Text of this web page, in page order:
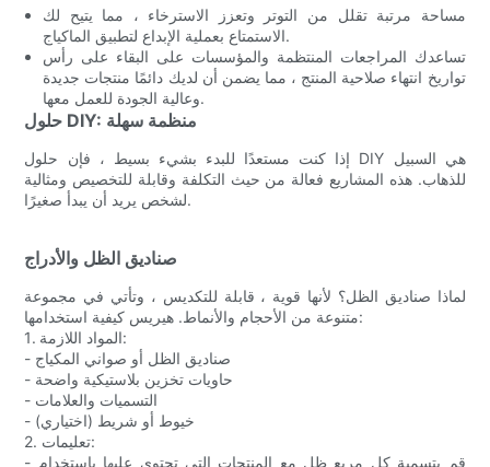
مساحة مرتبة تقلل من التوتر وتعزز الاسترخاء ، مما يتيح لك
الاستمتاع بعملية الإبداع لتطبيق الماكياج.
تساعدك المراجعات المنتظمة والمؤسسات على البقاء على رأس
تواريخ انتهاء صلاحية المنتج ، مما يضمن أن لديك دائمًا منتجات جديدة
وعالية الجودة للعمل معها.
حلول DIY: منظمة سهلة
إذا كنت مستعدًا للبدء بشيء بسيط ، فإن حلول DIY هي السبيل
للذهاب. هذه المشاريع فعالة من حيث التكلفة وقابلة للتخصيص ومثالية
لشخص يريد أن يبدأ صغيرًا.
صناديق الظل والأدراج
لماذا صناديق الظل؟ لأنها قوية ، قابلة للتكديس ، وتأتي في مجموعة
متنوعة من الأحجام والأنماط. هيريس كيفية استخدامها:
1. المواد اللازمة:
- صناديق الظل أو صواني المكياج
- حاويات تخزين بلاستيكية واضحة
- التسميات والعلامات
- خيوط أو شريط (اختياري)
2. تعليمات:
- قم بتسمية كل مربع ظل مع المنتجات التي تحتوي عليها باستخدام